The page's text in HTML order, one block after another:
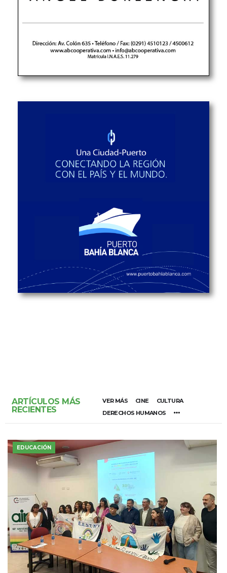
ARTÍCULOS MÁS
RECIENTES
VER MÁS CINE
CULTURA
DERECHOS HUMANOS
EDUCACIÓN